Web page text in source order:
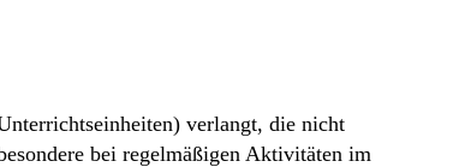
verlangt, die nicht
bei regelmäßigen Aktivitäten im